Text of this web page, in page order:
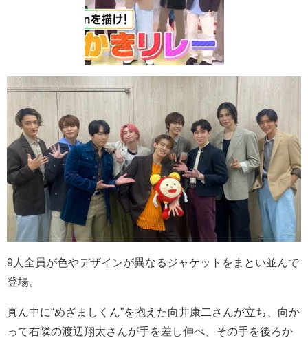
9人全員が色やデザインが異なるジャケットをまとい並んで
登場。
真ん中に“めざましくん”を抱えた向井康二さんが立ち、向か
って右隣の渡辺翔太さんが手を差し伸べ、その手を後ろか